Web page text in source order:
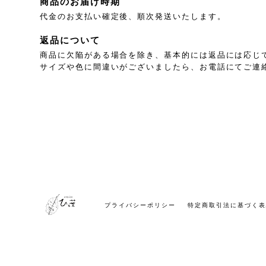
代金のお支払い確定後、順次発送いたします。
返品について
商品に欠陥がある場合を除き、基本的には返品には応じ
サイズや色に間違いがございましたら、お電話にてご連
プライバシーポリシー 特定商取引法に基づく表